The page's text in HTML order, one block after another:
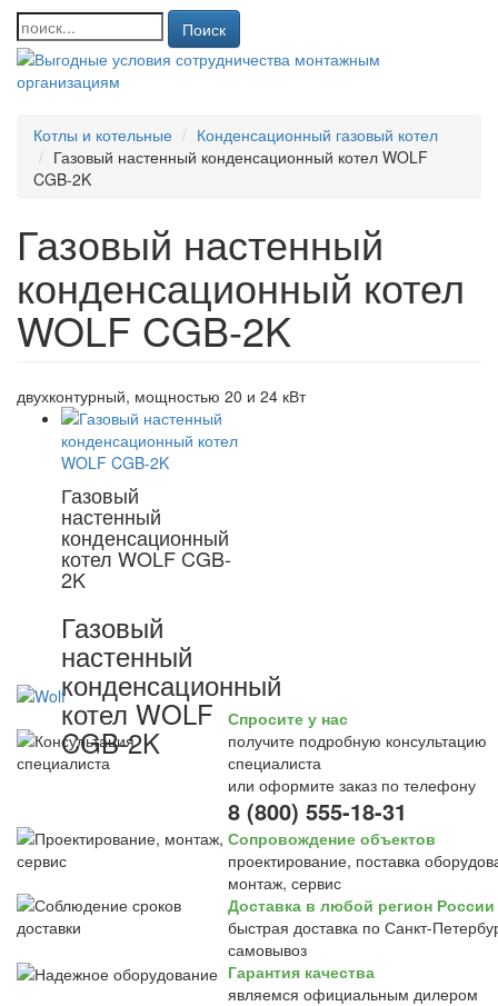
Поиск
Котлы и котельные
Конденсационный газовый котел
Газовый настенный конденсационный котел WOLF
CGB-2K
Газовый настенный
конденсационный котел
WOLF CGB-2K
двухконтурный, мощностью 20 и 24 кВт
Газовый
настенный
конденсационный
котел WOLF CGB-
2K
Газовый
настенный
конденсационный
котел WOLF
CGB-2K
Спросите у нас
получите подробную консультацию
специалиста
или оформите заказ по телефону
8 (800) 555-18-31
Сопровождение объектов
проектирование, поставка
монтаж, сервис
Доставка в любой регион России
быстрая доставка по Санкт-
самовывоз
Гарантия качества
являемся официальным дилером